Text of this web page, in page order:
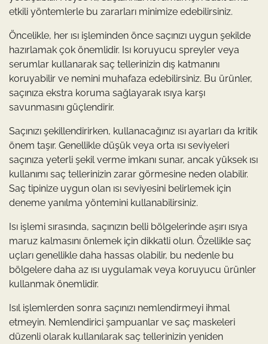
etkili yöntemlerle bu zararları minimize edebilirsiniz.
Öncelikle, her ısı işleminden önce saçınızı uygun şekilde
hazırlamak çok önemlidir. Isı koruyucu spreyler veya
serumlar kullanarak saç tellerinizin dış katmanını
koruyabilir ve nemini muhafaza edebilirsiniz. Bu ürünler,
saçınıza ekstra koruma sağlayarak ısıya karşı
savunmasını güçlendirir.
Saçınızı şekillendirirken, kullanacağınız ısı ayarları da kritik
önem taşır. Genellikle düşük veya orta ısı seviyeleri
saçınıza yeterli şekil verme imkanı sunar, ancak yüksek ısı
kullanımı saç tellerinizin zarar görmesine neden olabilir.
Saç tipinize uygun olan ısı seviyesini belirlemek için
deneme yanılma yöntemini kullanabilirsiniz.
Isı işlemi sırasında, saçınızın belli bölgelerinde aşırı ısıya
maruz kalmasını önlemek için dikkatli olun. Özellikle saç
uçları genellikle daha hassas olabilir, bu nedenle bu
bölgelere daha az ısı uygulamak veya koruyucu ürünler
kullanmak önemlidir.
Isıl işlemlerden sonra saçınızı nemlendirmeyi ihmal
etmeyin. Nemlendirici şampuanlar ve saç maskeleri
düzenli olarak kullanılarak saç tellerinizin yeniden